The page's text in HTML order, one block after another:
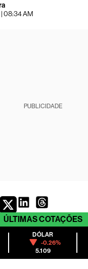
08:34 AM
PUBLICIDADE
ÚLTIMASCOTAÇÕES
DÓLAR
-0.26%
5.109